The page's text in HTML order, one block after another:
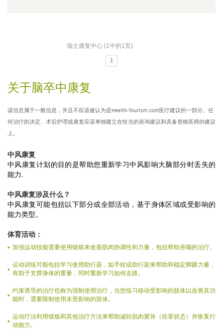
瑞士康复中心 (1中的1页)
1
关于脑卒中康复
该信息属于一般信息，并且不应该被认为是Health-Tourism.com医疗建议的一部分。任
何治疗的决定、术后护理或康复应该单独建立在恰当的咨询建议和具备资格医师的建议
上。
中风康复
中风康复计划的目的是帮助您重新学习中风影响大脑部分时丢失的
能力.
中风康复涉及什么？
中风康复可能包括以下部分或全部活动，基于身体区域或受影响的
能力类型。
体育活动：
加强运动技能需要使用锻炼来改善肌肉协调性和力量，包括帮助吞咽的治疗。
运动训练可能包括学习使用助行器，如手杖或助行架来帮助和稳定脚踝力量，
有助于支撑身体的重量，同时重新学习如何走路。
约束诱导的治疗也称为强制使用治疗，当您练习移动受影响的肢体以改善其功
能时，需要限制使用未受影响的肢体。
运动疗法利用锻炼和其他治疗方法来帮助减轻肌肉紧张（痉挛状态）并恢复行
动能力。